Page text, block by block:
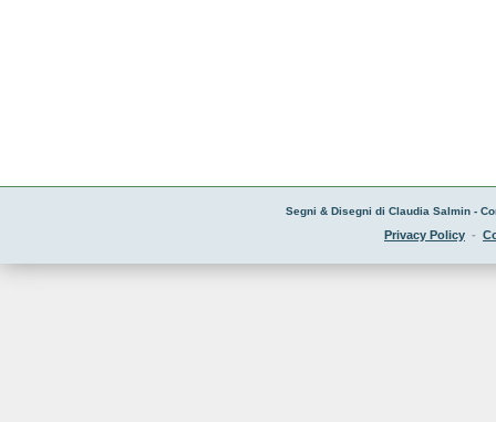
Segni & Disegni di Claudia Salmin -
Privacy Policy -